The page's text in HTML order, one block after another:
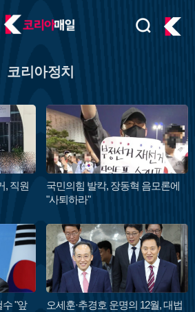
검
주
메
펼
치
기
코리아정치
, 직원
"앞
국민의힘 발칵, 장동혁 음모론에
"사퇴하라"
오세훈·추경호 운명의 12월, 대법